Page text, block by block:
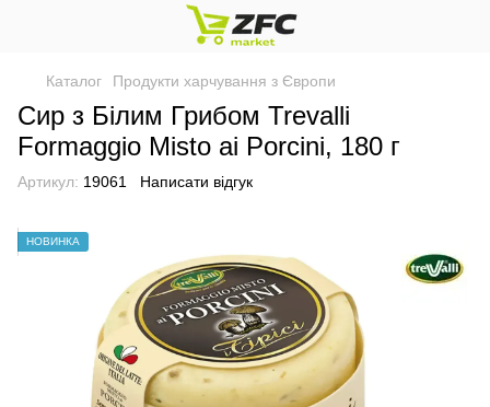
Каталог Продукти харчування з Європи
Сир з Білим Грибом Trevalli
Formaggio Misto ai Porcini, 180 г
Артикул: 19061 Написати відгук
НОВИНКА